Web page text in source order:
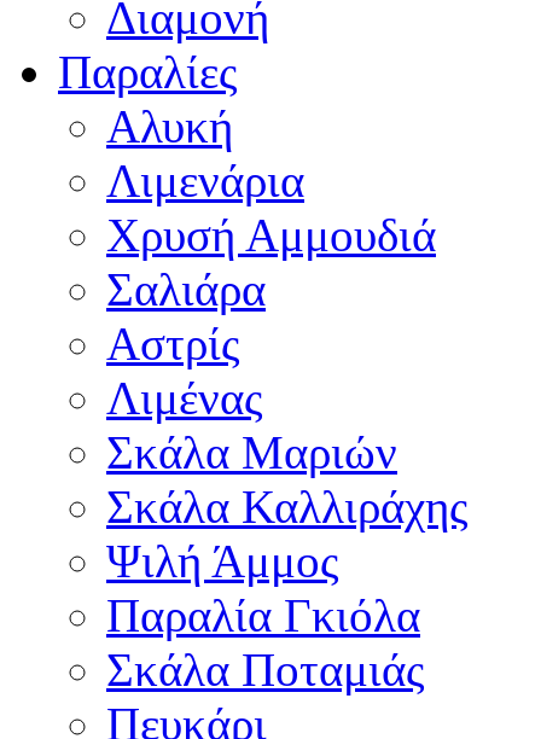
Διαμονή
Παραλίες
Αλυκή
Λιμενάρια
Χρυσή Αμμουδιά
Σαλιάρα
Αστρίς
Λιμένας
Σκάλα Μαριών
Σκάλα Καλλιράχης
Ψιλή Άμμος
Παραλία Γκιόλα
Σκάλα Ποταμιάς
Πευκάρι